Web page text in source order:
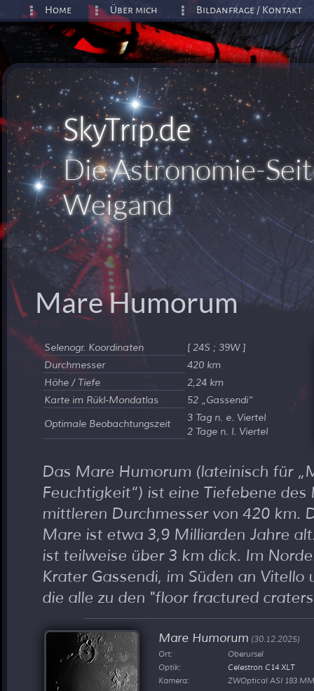
SkyTrip.de
Die Astronomie-
Weigand
Mare Humorum
Selenogr. Koordinaten
[ 24S ; 39W ]
Durchmesser
420 km
Höhe / Tiefe
2,24 km
Karte im Rükl-Mondatlas
52
Gassendi
Optimale Beobachtungszeit
3 Tag n. e. Viertel
2 Tage n. l. Viertel
Das Mare Humorum (lateinisch für
Feuchtigkeit“) ist eine Tiefebene
mittleren Durchmesser von 420 km.
Mare ist etwa 3,9 Milliarden Jahre
ist teilweise über 3 km dick. Im
Krater Gassendi, im Süden an Vitello
die alle zu den "floor fractured
Mare Humorum (30.12.2025)
Ort:
Oberursel
Optik:
Celestron C14 XLT
Kamera:
ZWOptical ASI 183
Home Über mich Bildanfrage / Kontakt